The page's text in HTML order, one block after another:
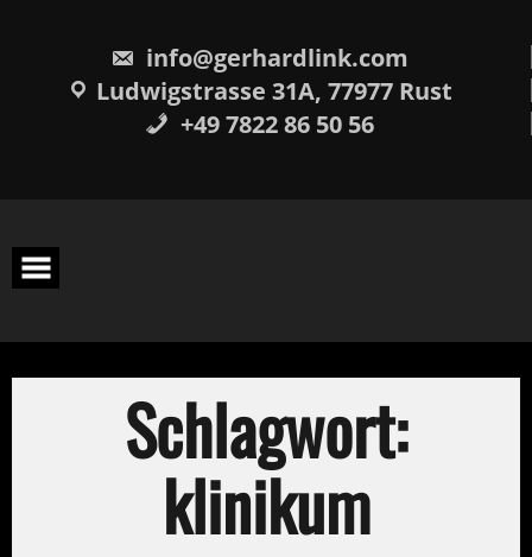
info@gerhardlink.com
Ludwigstrasse 31A, 77977 Rust
+49 7822 86 50 56
Schlagwort:
klinikum